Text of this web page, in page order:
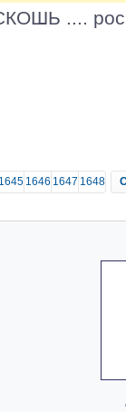
....
1645 1646 1647 1648